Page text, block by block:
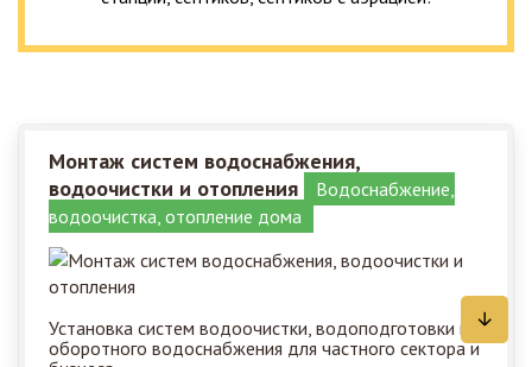
Монтаж систем водоснабжения,
водоочистки и отопления
Водоснабжение,
водоочистка, отопление дома
Установка систем водоочистки, водоподготовки и
оборотного водоснабжения для частного сектора и